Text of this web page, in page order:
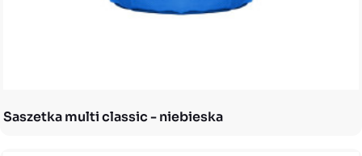
Saszetka multi classic - niebieska